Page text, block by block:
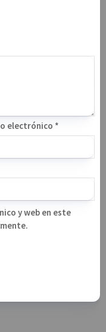
electrónico *
y web en este